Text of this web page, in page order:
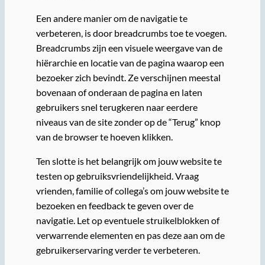
Een andere manier om de navigatie te
verbeteren, is door breadcrumbs toe te voegen.
Breadcrumbs zijn een visuele weergave van de
hiërarchie en locatie van de pagina waarop een
bezoeker zich bevindt. Ze verschijnen meestal
bovenaan of onderaan de pagina en laten
gebruikers snel terugkeren naar eerdere
niveaus van de site zonder op de “Terug” knop
van de browser te hoeven klikken.
Ten slotte is het belangrijk om jouw website te
testen op gebruiksvriendelijkheid. Vraag
vrienden, familie of collega’s om jouw website te
bezoeken en feedback te geven over de
navigatie. Let op eventuele struikelblokken of
verwarrende elementen en pas deze aan om de
gebruikerservaring verder te verbeteren.